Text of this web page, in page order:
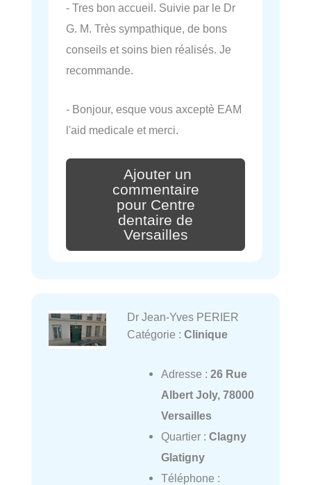
- Tres bon accueil. Suivie par le Dr
G. M. Très sympathique, de bons
conseils et soins bien réalisés. Je
recommande.
- Bonjour, esque vous axceptè EAM
l'aid medicale et merci.
Ajouter un
commentaire
pour Centre
dentaire de
Versailles
Dr Jean-Yves PERIER
Catégorie : Clinique
Adresse : 26 Rue
Albert Joly, 78000
Versailles
Quartier : Clagny
Glatigny
Téléphone :